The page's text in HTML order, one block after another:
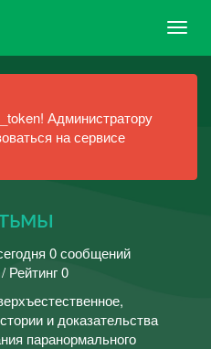
Администратору
на сервисе
0 сообщений
Рейтинг 0
и доказательства
паранормального